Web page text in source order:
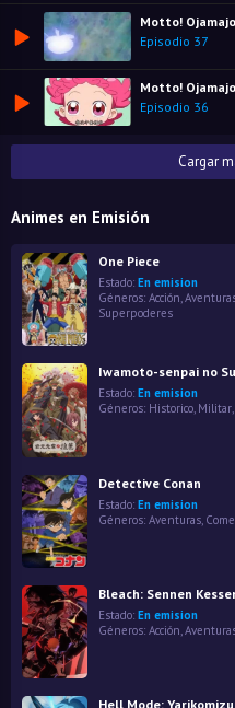
Motto!
Episodio 37
Motto!
Episodio 36
Cargar
Animes en Emisión
One Piece
Estado: En emision
Géneros: Acción,
Superpoderes
Iwamoto-senpai no
Estado: En emision
Géneros: Historico, Militar,
Detective Conan
Estado: En emision
Géneros: Aventuras
Bleach: Sennen
Estado: En emision
Géneros: Acción,
Hell Mode: